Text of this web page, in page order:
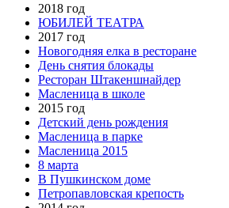
2018 год
ЮБИЛЕЙ ТЕАТРА
2017 год
Новогодняя елка в ресторане
День снятия блокады
Ресторан Штакеншнайдер
Масленица в школе
2015 год
Детский день рождения
Масленица в парке
Масленица 2015
8 марта
В Пушкинском доме
Петропавловская крепость